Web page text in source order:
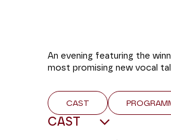
An evening featuring the
most promising new vocal
CAST
CAST